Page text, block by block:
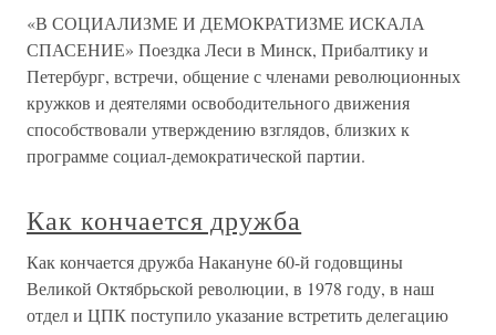
«В СОЦИАЛИЗМЕ И ДЕМОКРАТИЗМЕ ИСКАЛА
СПАСЕНИЕ» Поездка Леси в Минск, Прибалтику и
Петербург, встречи, общение с членами революционных
кружков и деятелями освободительного движения
способствовали утверждению взглядов, близких к
программе социал-демократической партии.
Как кончается дружба
Как кончается дружба Накануне 60-й годовщины
Великой Октябрьской революции, в 1978 году, в наш
отдел и ЦПК поступило указание встретить делегацию